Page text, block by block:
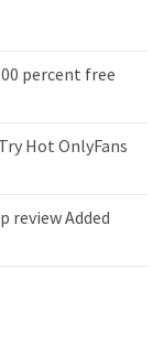
percent free
Hot OnlyFans
review Added